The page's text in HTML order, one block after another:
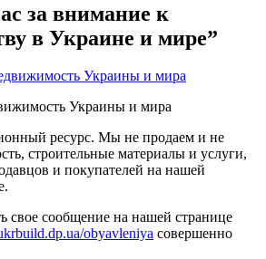
за внимание к
в Украине и мире”
Украины и мира
ресурс. Мы не продаем и не
строительные материалы и услуги,
и покупателей на нашей
свое сообщение на нашей странице
obyavleniya совершенно